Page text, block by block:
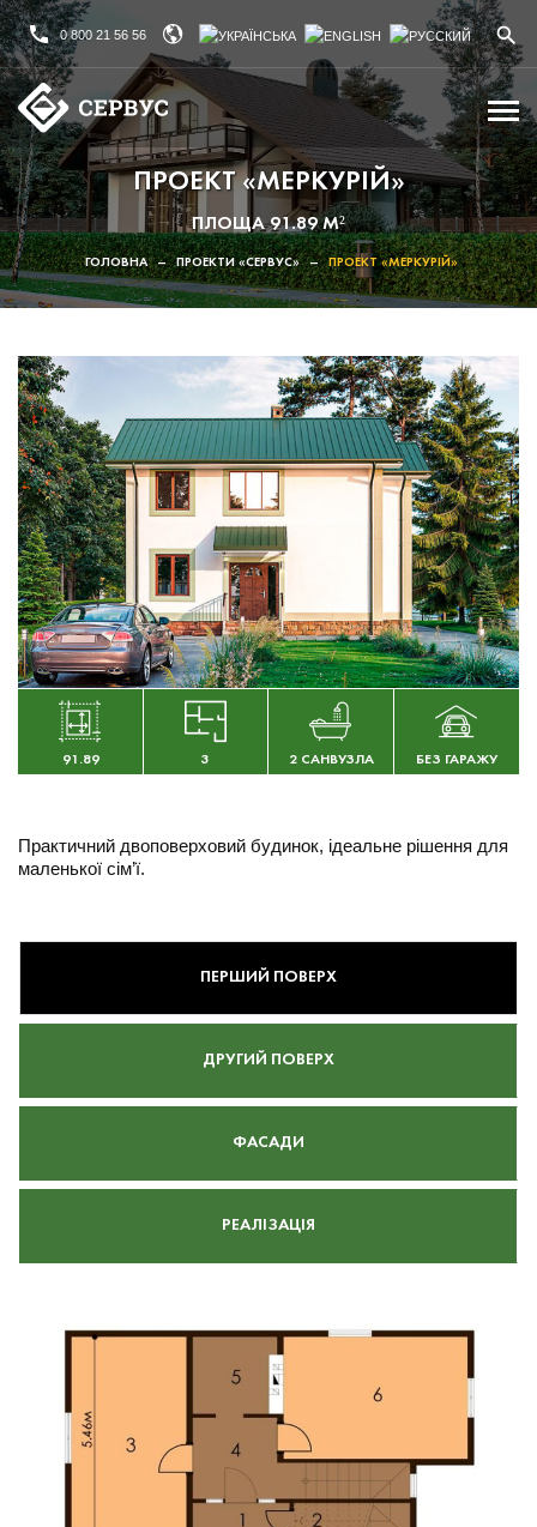
0 800 21 56 56
ПРОЕКТ «МЕРКУРІЙ»
ПЛОЩА 91.89 М²
ГОЛОВНА – ПРОЕКТИ «СЕРВУС» – ПРОЕКТ «МЕРКУРІЙ»
91.89 3 2 САНВУЗЛА БЕЗ ГАРАЖУ
Практичний двоповерховий будинок, ідеальне рішення для
маленької сім’ї.
ПЕРШИЙ ПОВЕРХ
ДРУГИЙ ПОВЕРХ
ФАСАДИ
РЕАЛІЗАЦІЯ